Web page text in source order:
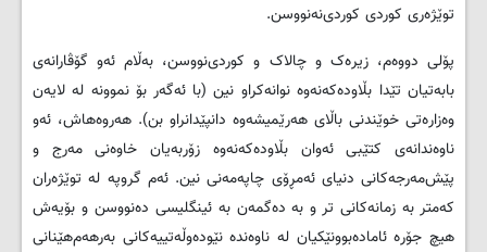
توێژەری کوردی کوردی‌نەنووسن.
پۆلی دووەم، زیرەک و چالاک و کوردی‌نووسن، بەڵام ئەو گۆڤارانەی
بابەتیان تێدا بڵاودەکەنەوە نوانەکراو نین (با ئەگەر بۆ نموونە لە لایەن
وەزارەتی خوێندنی باڵای هەرێمیشەوە دانپێدانراو بن). هەروەهاش، ئەو
ناوەندانەی کتێبی ئەوان بڵاودەکەنەوە زۆربەیان خاوەنی مەرج و
پێش‌مەرجەکانی دنیای ئەمڕۆی چاپەمەنی نین. ئەم گروپە لە توێژەران
کەمتر بە زمانەکانی تر و بە دەگمەن بە ئینگلیسی دەنووسن و بۆیەش
هیچ جۆرە ئامادەبوونێکیان لە ناوەندە نێودەوڵەتییەکانی بەرهەم‌هێنانی